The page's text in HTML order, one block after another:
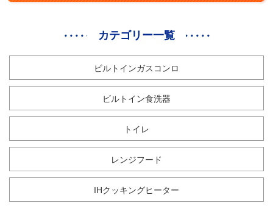
カテゴリー一覧
ビルトインガスコンロ
ビルトイン食洗器
トイレ
レンジフード
IHクッキングヒーター